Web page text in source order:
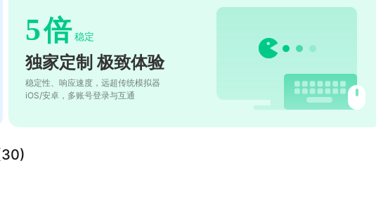
5倍 稳定
独家定制 极致体验
稳定性、响应速度，远超传统模拟器
iOS/安卓，多账号登录与互通